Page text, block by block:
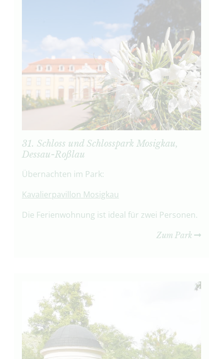
31. Schloss und Schlosspark Mosigkau,
Dessau-Roßlau
Übernachten im Park:
Kavalierpavillon Mosigkau
Die Ferienwohnung ist ideal für zwei Personen.
Zum Park